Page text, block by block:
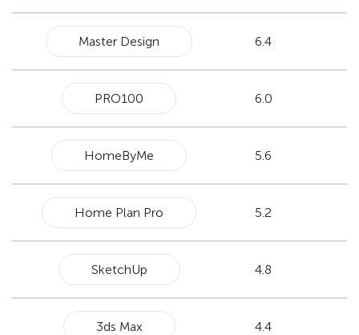
Master Design 6.4
PRO100 6.0
HomeByMe 5.6
Home Plan Pro 5.2
SketchUp 4.8
3ds Max 4.4